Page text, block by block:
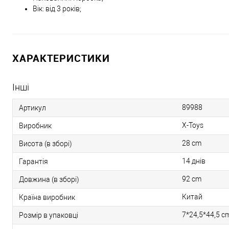
Вік: від 3 років;
ХАРАКТЕРИСТИКИ
Інші
Артикул 89988
Виробник X-Toys
Висота (в зборі) 28 cm
Гарантія 14 днів
Довжина (в зборі) 92 cm
Країна виробник Китай
Розмір в упаковці 7*24,5*44,5